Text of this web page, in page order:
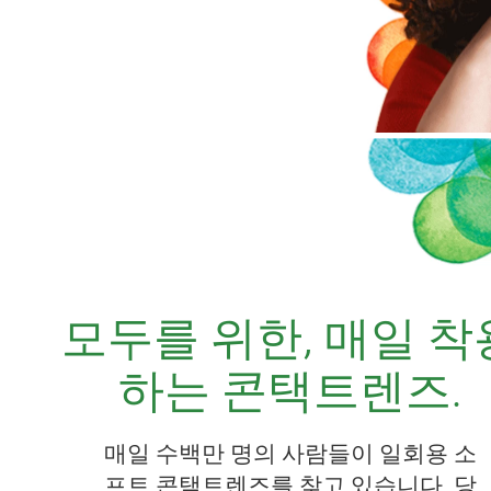
모두를 위한, 매일 착
하는 콘택트렌즈.
매일 수백만 명의 사람들이 일회용 소
프트 콘택트렌즈를 찾고 있습니다. 당